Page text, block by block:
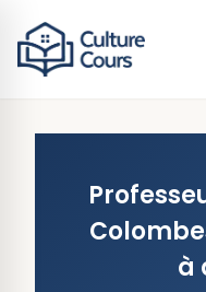
à